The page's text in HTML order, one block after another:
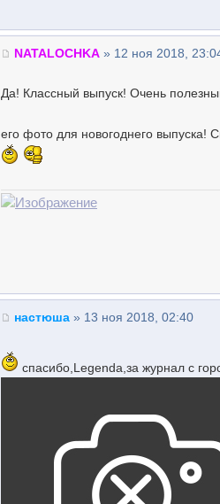
NATALOCHKA » 12 ноя 2018,
Да! Классный выпуск! Очень
его фото для новогоднего выпуска!
настюша » 13 ноя 2018, 02:40
спасибо,Legenda,за журнал с